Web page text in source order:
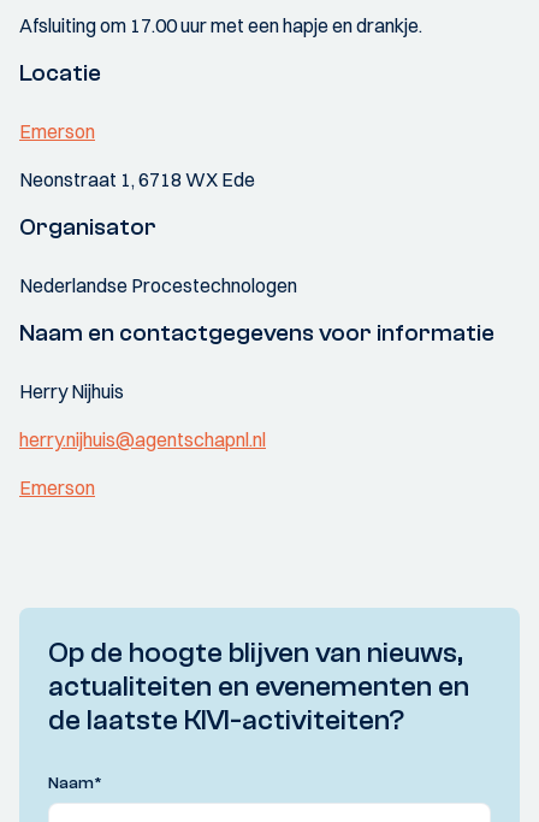
Afsluiting om 17.00 uur met een hapje en drankje.
Locatie
Emerson
Neonstraat 1, 6718 WX Ede
Organisator
Nederlandse Procestechnologen
Naam en contactgegevens voor informatie
Herry Nijhuis
herry.nijhuis@agentschapnl.nl
Emerson
Op de hoogte blijven van nieuws,
actualiteiten en evenementen en
de laatste KIVI-activiteiten?
Naam*